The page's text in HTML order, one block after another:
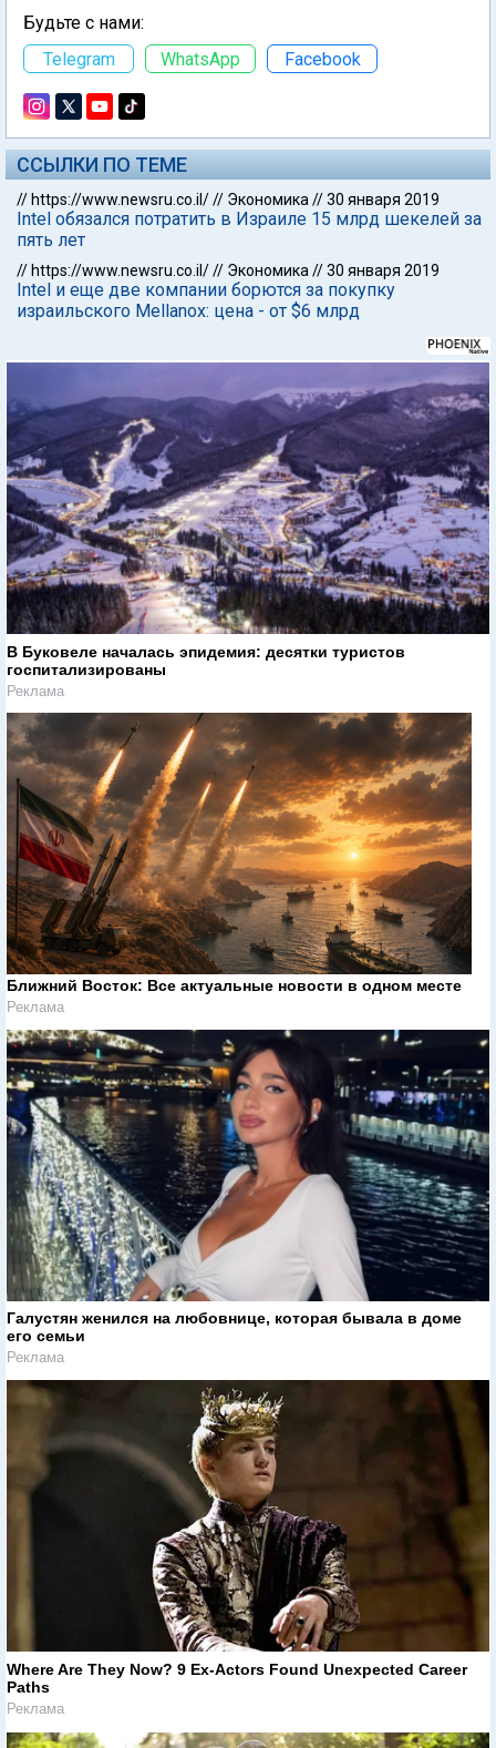
Будьте с нами:
Telegram
WhatsApp Facebook
ССЫЛКИ ПО ТЕМЕ
// https://www.newsru.co.il/// Экономика //30 января 2019
Intel обязался потратить в Израиле 15 млрд шекелей за
пять лет
// https://www.newsru.co.il/// Экономика //30 января 2019
Intel и еще две компании борются за покупку
израильского Mellanox: цена - от $6 млрд
В Буковеле началась эпидемия: десятки туристов
госпитализированы
Реклама
Ближний Восток: Все актуальные новости в одном месте
Реклама
Галустян женился на любовнице, которая бывала в доме
его семьи
Реклама
Where Are They Now? 9 Ex-Actors Found Unexpected Career
Paths
Реклама